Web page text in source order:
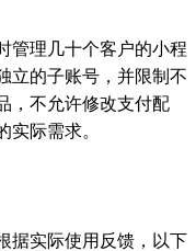
管理几十个客户的小程
立的子账号，并限制不
，不允许修改支付配
实际需求。
据实际使用反馈，以下